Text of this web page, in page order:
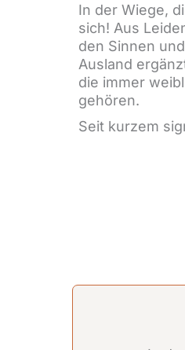
In der Wiege,
sich! Aus
den Sinnen
Ausland
die immer
gehören.
Seit kurzem